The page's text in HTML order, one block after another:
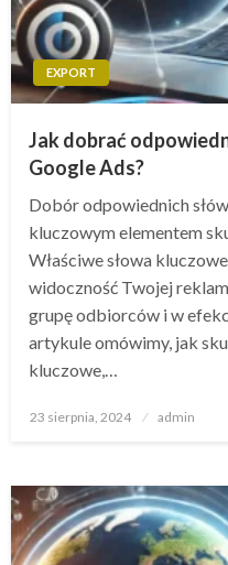
EXPORT
Jak dobrać
Google Ads?
Dobór odpowiednich
kluczowym elementem
Właściwe słowa
widoczność Twojej
grupę odbiorców i w
artykule omówimy, jak
kluczowe,…
Opublikowane
23 sierpnia, 2024 admin